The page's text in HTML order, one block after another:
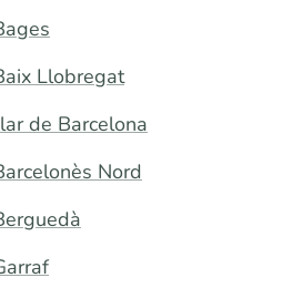
Llobregat
de Barcelona
Nord